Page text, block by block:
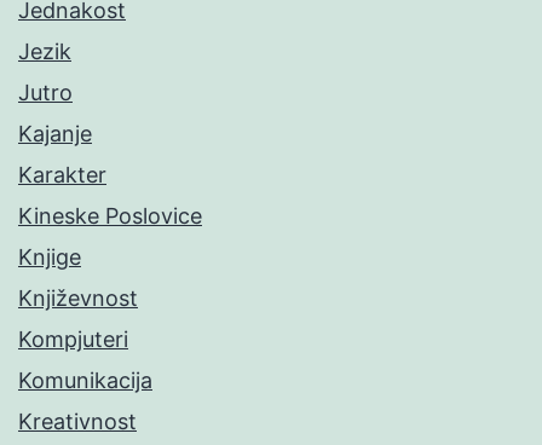
Jednakost
Jezik
Jutro
Kajanje
Karakter
Kineske Poslovice
Knjige
Književnost
Kompjuteri
Komunikacija
Kreativnost